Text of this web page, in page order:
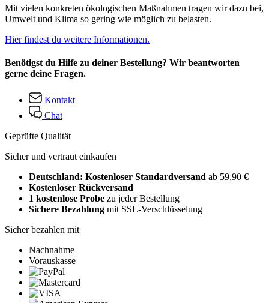
Mit vielen konkreten ökologischen Maßnahmen tragen wir dazu bei,
Umwelt und Klima so gering wie möglich zu belasten.
Hier findest du weitere Informationen.
Benötigst du Hilfe zu deiner Bestellung? Wir beantworten
gerne deine Fragen.
Kontakt
Chat
Geprüfte Qualität
Sicher und vertraut einkaufen
Deutschland: Kostenloser Standardversand ab 59,90 €
Kostenloser Rückversand
1 kostenlose Probe zu jeder Bestellung
Sichere Bezahlung mit SSL-Verschlüsselung
Sicher bezahlen mit
Nachnahme
Vorauskasse